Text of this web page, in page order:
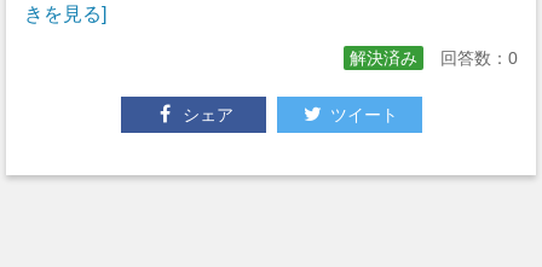
きを見る]
解決済み 回答数：0
シェア ツイート